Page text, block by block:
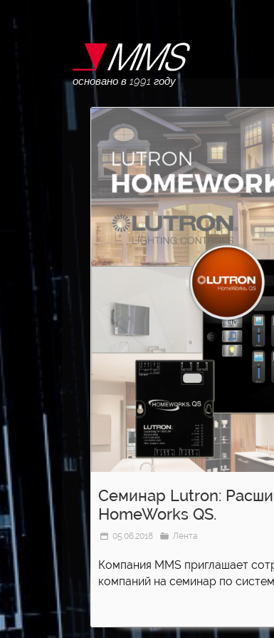
основано в 1991 году
Семинар Lutron:
HomeWorks QS.
05.06.2018 Лента
Компания MMS приглашает
компаний на семинар по